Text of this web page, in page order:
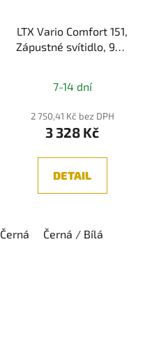
LTX Vario Comfort 151,
Zápustné svítidlo, 9W,
7-14 dní
2 750,41 Kč bez DPH
3 328 Kč
DETAIL
Černá Černá / Bílá